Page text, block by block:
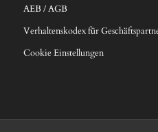
AEB / AGB
Verhaltenskodex für
Cookie Einstellungen